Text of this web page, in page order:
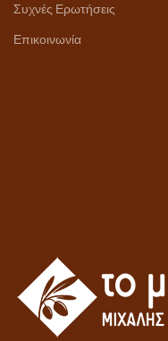
Συχνές Ερωτήσεις
Επικοινωνία